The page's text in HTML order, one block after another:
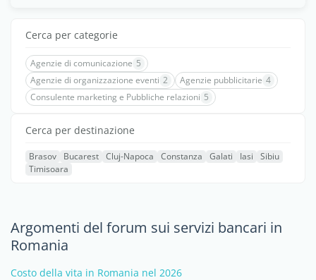
Cerca per categorie
Agenzie di comunicazione 5
Agenzie di organizzazione eventi 2 Agenzie pubblicitarie 4
Consulente marketing e Pubbliche relazioni 5
Cerca per destinazione
Brasov Bucarest Cluj-Napoca Constanza Galati Iasi
Sibiu
Timisoara
Argomenti del forum sui servizi bancari in
Romania
Costo della vita in Romania nel 2026